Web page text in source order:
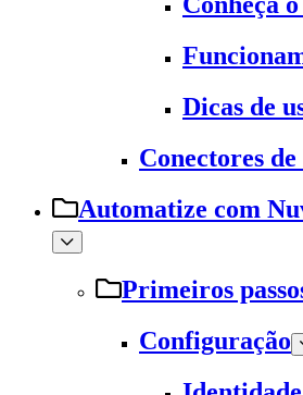
Dicas de
Conectores
Automatize com
Primeiros
Configuração